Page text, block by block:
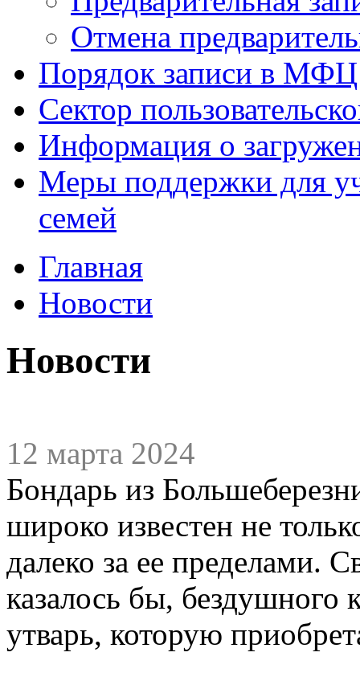
Отмена
Порядок записи в МФЦ
Сектор
Информация о
Меры поддержки для
семей
Главная
Новости
Новости
12 марта 2024
Бондарь из
широко известен не
далеко за ее пределами.
казалось бы, бездушного
утварь, которую